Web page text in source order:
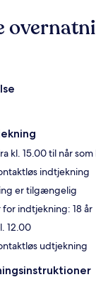
kl. 15.00 til når som
indtjekning
er tilgængelig
indtjekning: 18 år
12.00
udtjekning